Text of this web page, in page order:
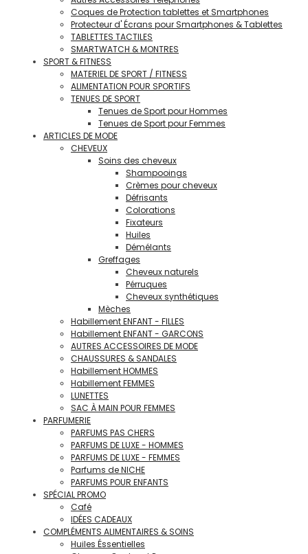
Coques de Protection tablettes et Smartphones
Protecteur d' Écrans pour Smartphones & Tablettes
TABLETTES TACTILES
SMARTWATCH & MONTRES
SPORT & FITNESS
MATERIEL DE SPORT / FITNESS
ALIMENTATION POUR SPORTIFS
TENUES DE SPORT
Tenues de Sport pour Hommes
Tenues de Sport pour Femmes
ARTICLES DE MODE
CHEVEUX
Soins des cheveux
Shampooings
Crèmes pour cheveux
Défrisants
Colorations
Fixateurs
Huiles
Démélants
Greffages
Cheveux naturels
Pérruques
Cheveux synthétiques
Mèches
Habillement ENFANT - FILLES
Habillement ENFANT - GARCONS
AUTRES ACCESSOIRES DE MODE
CHAUSSURES & SANDALES
Habillement HOMMES
Habillement FEMMES
LUNETTES
SAC À MAIN POUR FEMMES
PARFUMERIE
PARFUMS PAS CHERS
PARFUMS DE LUXE - HOMMES
PARFUMS DE LUXE - FEMMES
Parfums de NICHE
PARFUMS POUR ENFANTS
SPÉCIAL PROMO
Café
IDÉES CADEAUX
COMPLÉMENTS ALIMENTAIRES & SOINS
Huiles Éssentielles